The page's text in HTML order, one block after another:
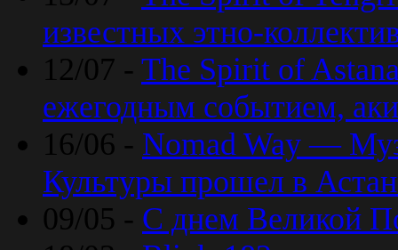
известных этно-
12/07 - The Spirit of
ежегодным событием,
16/06 - Nomad Way —
Культуры прошел в
09/05 - С днем Великой